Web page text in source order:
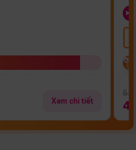
Xem chi tiết